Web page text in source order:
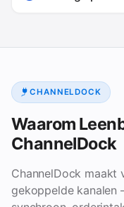
CHANNELDOCK
Waarom
ChannelDock
ChannelDock maakt
gekoppelde